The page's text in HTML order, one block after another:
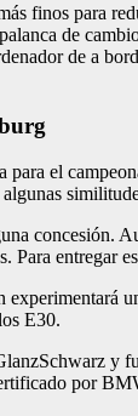
finos para
de
de a
para el
concesión.
entregar
E30.
por